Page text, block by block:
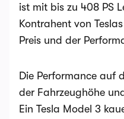
ist mit bis zu 408 PS
Kontrahent von
Preis und der
Die Performance auf
der Fahrzeughöhe
Ein Tesla Model 3